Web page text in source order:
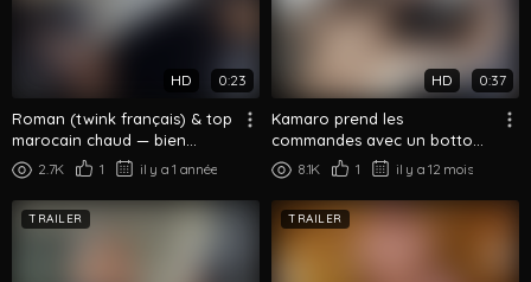
HD 0:23
Roman (twink français) & top
marocain chaud — bien
profond
2.7K 1 il y a 1 année
HD 0:37
Kamaro prend les
commandes avec un bottom
partant (roleplay)
8.1K 1 il y a 12 mois
TRAILER TRAILER